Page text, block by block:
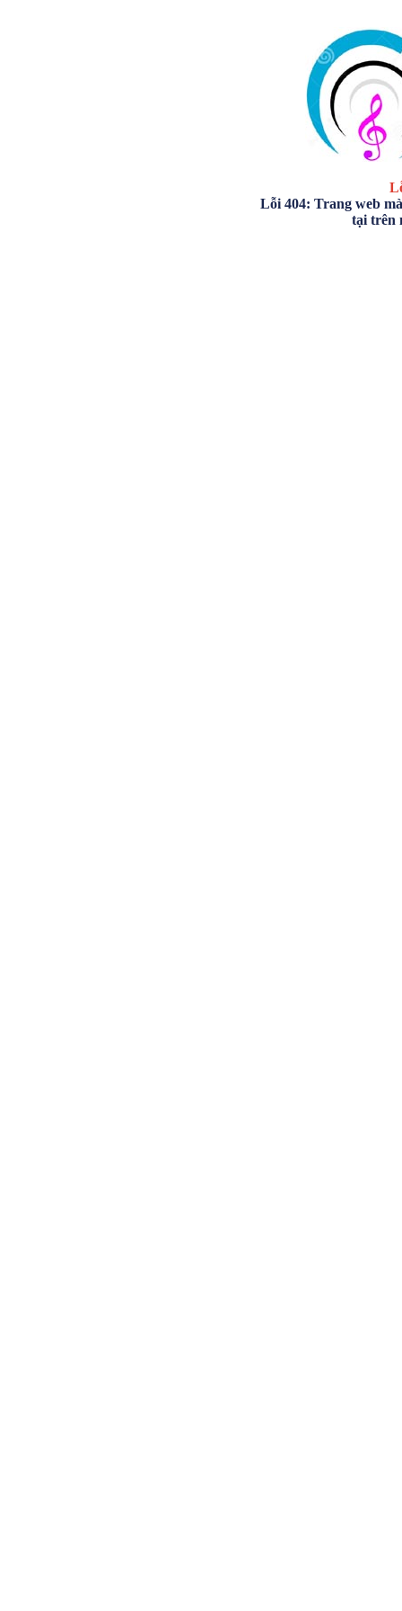
Lỗi 404: Trang web
tại trên